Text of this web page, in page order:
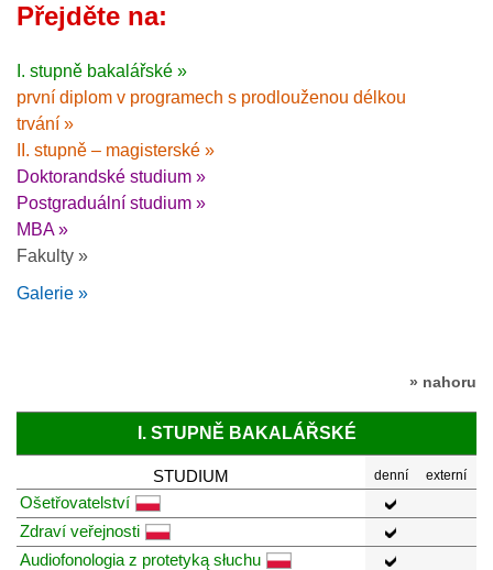
Přejděte na:
I. stupně bakalářské »
první diplom v programech s prodlouženou délkou
trvání »
II. stupně – magisterské »
Doktorandské studium »
Postgraduální studium »
MBA »
Fakulty »
Galerie »
» nahoru
I. STUPNĚ BAKALÁŘSKÉ
STUDIUM denní externí
Ošetřovatelství
Zdraví veřejnosti
Audiofonologia z protetyką słuchu